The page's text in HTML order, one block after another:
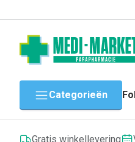
Categorieën
Gratis winkellevering